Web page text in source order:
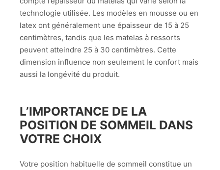
technologie utilisée. Les modèles en mousse ou en
latex ont généralement une épaisseur de 15 à 25
centimètres, tandis que les matelas à ressorts
peuvent atteindre 25 à 30 centimètres. Cette
dimension influence non seulement le confort mais
aussi la longévité du produit.
L’IMPORTANCE DE LA
POSITION DE SOMMEIL DANS
VOTRE CHOIX
Votre position habituelle de sommeil constitue un